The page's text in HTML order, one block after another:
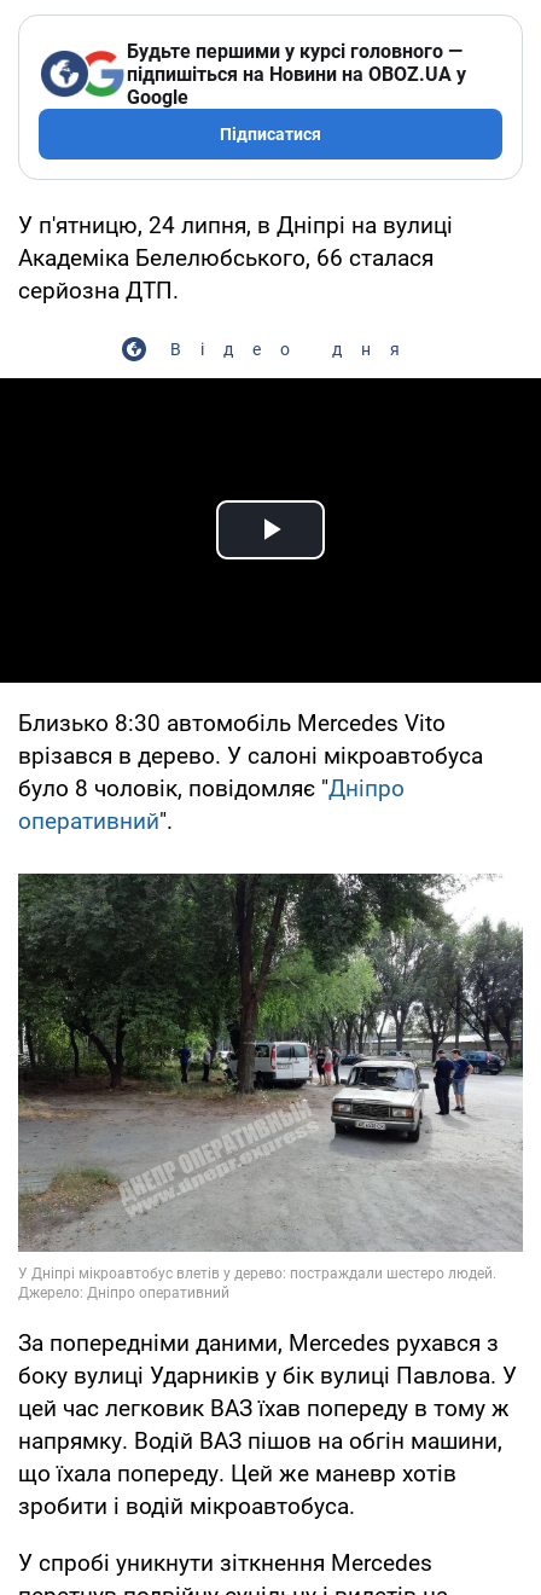
Будьте першими у курсі головного —
підпишіться на Новини на OBOZ.UA у
Google
Підписатися
У п'ятницю, 24 липня, в Дніпрі на вулиці
Академіка Белелюбського, 66 сталася
серйозна ДТП.
Відео дня
Play Video
Близько 8:30 автомобіль Mercedes Vito
врізався в дерево. У салоні мікроавтобуса
було 8 чоловік, повідомляє "Дніпро
оперативний".
За попередніми даними, Mercedes рухався з
боку вулиці Ударників у бік вулиці Павлова. У
цей час легковик ВАЗ їхав попереду в тому ж
напрямку. Водій ВАЗ пішов на обгін машини,
що їхала попереду. Цей же маневр хотів
зробити і водій мікроавтобуса.
У спробі уникнути зіткнення Mercedes